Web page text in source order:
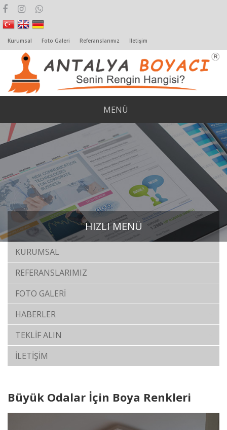
Kurumsal Foto Galeri Referanslarımız İletişim
MENÜ
HIZLI MENÜ
KURUMSAL
REFERANSLARIMIZ
FOTO GALERİ
HABERLER
TEKLİF ALIN
İLETİŞİM
Büyük Odalar İçin Boya Renkleri